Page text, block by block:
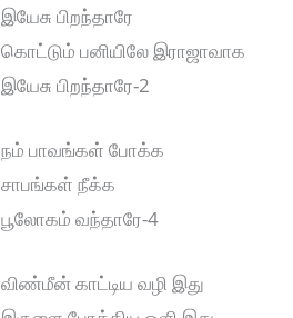
இயேசு பிறந்தாரே
கொட்டும் பனியிலே இராஜாவாக
இயேசு பிறந்தாரே-2
நம் பாவங்கள் போக்க
சாபங்கள் நீக்க
பூலோகம் வந்தாரே-4
விண்மீன் காட்டிய வழி இது